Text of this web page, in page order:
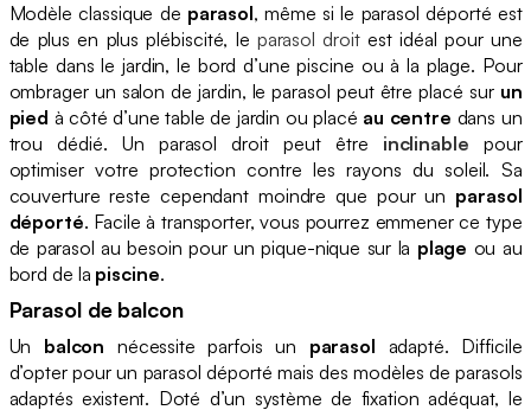
Modèle classique de parasol, même si le parasol déporté est
de plus en plus plébiscité, le parasol droitest idéal pour une
table dans le jardin, le bord d’une piscine ou à la plage. Pour
ombrager un salon de jardin, le parasol peut être placé sur un
pied à côté d’une table de jardin ou placé au centre dans un
trou dédié. Un parasol droit peut être inclinable pour
optimiser votre protection contre les rayons du soleil. Sa
couverture reste cependant moindre que pour un parasol
déporté. Facile à transporter, vous pourrez emmener ce type
de parasol au besoin pour un pique-nique sur la plage ou au
bord de la piscine.
Parasol de balcon
Un balcon nécessite parfois un parasol adapté. Difficile
d’opter pour un parasol déporté mais des modèles de parasols
adaptés existent. Doté d’un système de fixation adéquat, le